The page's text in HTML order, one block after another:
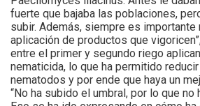
fuerte que bajaba las poblaciones,
subir. Además, siempre es importante
aplicación de productos que
entre el primer y segundo riego
nematicida, lo que ha permitido
nematodos y por ende que haya un
“No ha subido el umbral, por lo que no